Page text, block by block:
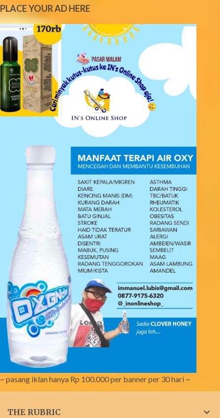
e
n
t
PLACE YOUR AD HERE
~ pasang iklan hanya Rp 100.000 per banner per 30 hari ~
THE RUBRIC